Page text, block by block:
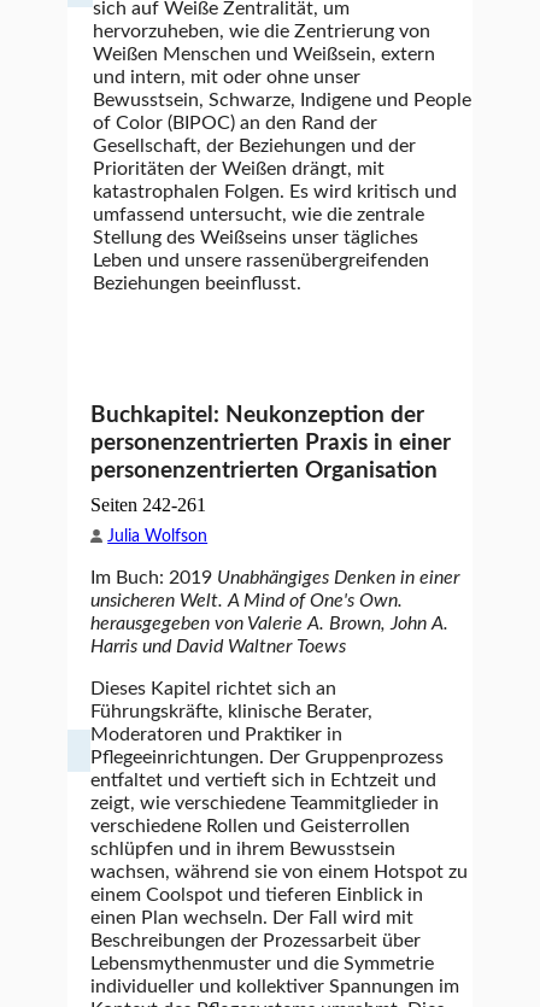
sich auf Weiße Zentralität, um
hervorzuheben, wie die Zentrierung von
Weißen Menschen und Weißsein, extern
und intern, mit oder ohne unser
Bewusstsein, Schwarze, Indigene und People
of Color (BIPOC) an den Rand der
Gesellschaft, der Beziehungen und der
Prioritäten der Weißen drängt, mit
katastrophalen Folgen. Es wird kritisch und
umfassend untersucht, wie die zentrale
Stellung des Weißseins unser tägliches
Leben und unsere rassenübergreifenden
Beziehungen beeinflusst.
Buchkapitel: Neukonzeption der
personenzentrierten Praxis in einer
personenzentrierten Organisation
Seiten 242-261
Julia Wolfson
Im Buch: 2019 Unabhängiges Denken in einer
unsicheren Welt. A Mind of One's Own.
herausgegeben von Valerie A. Brown, John A.
Harris und David Waltner Toews
Dieses Kapitel richtet sich an
Führungskräfte, klinische Berater,
Moderatoren und Praktiker in
Pflegeeinrichtungen. Der Gruppenprozess
entfaltet und vertieft sich in Echtzeit und
zeigt, wie verschiedene Teammitglieder in
verschiedene Rollen und Geisterrollen
schlüpfen und in ihrem Bewusstsein
wachsen, während sie von einem Hotspot zu
einem Coolspot und tieferen Einblick in
einen Plan wechseln. Der Fall wird mit
Beschreibungen der Prozessarbeit über
Lebensmythenmuster und die Symmetrie
individueller und kollektiver Spannungen im